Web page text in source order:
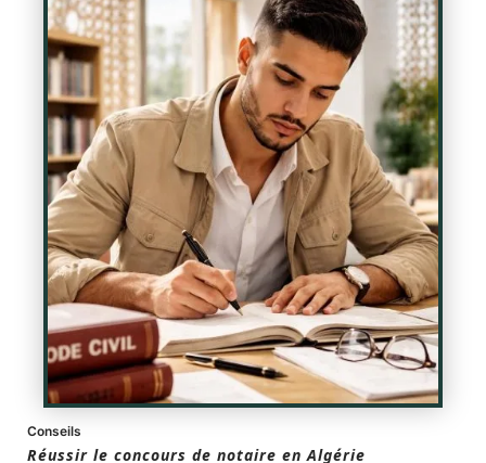
Conseils
Réussir le concours de notaire en Algérie